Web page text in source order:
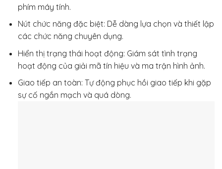
phím máy tính.
Nút chức năng đặc biệt: Dễ dàng lựa chọn và thiết lập
các chức năng chuyên dụng.
Hiển thị trạng thái hoạt động: Giám sát tình trạng
hoạt động của giải mã tín hiệu và ma trận hình ảnh.
Giao tiếp an toàn: Tự động phục hồi giao tiếp khi gặp
sự cố ngắn mạch và quá dòng.